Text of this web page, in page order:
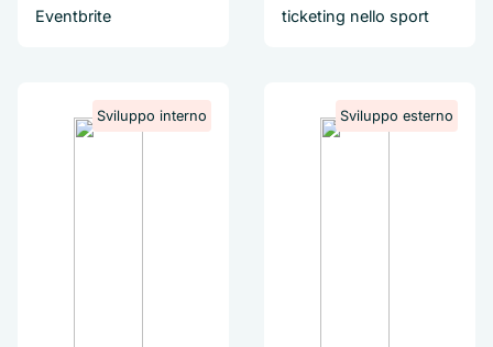
Eventbrite
ticketing nello sport
Sviluppo interno Sviluppo esterno